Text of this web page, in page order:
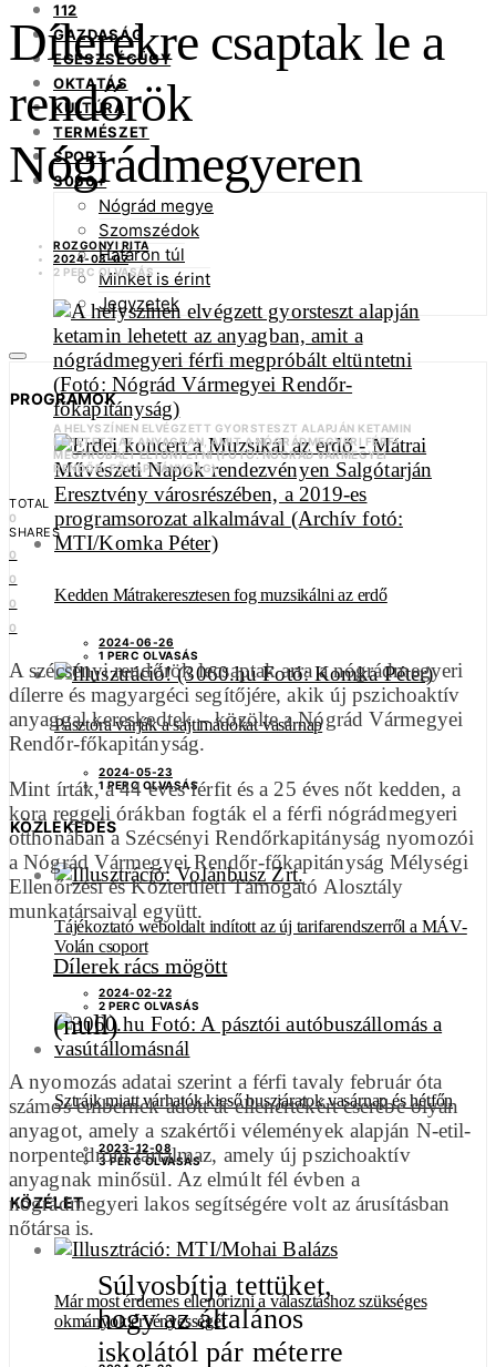
112
GAZDASÁG
EGÉSZSÉGÜGY
OKTATÁS
KULTÚRA
TERMÉSZET
SPORT
3060+
Nógrád megye
Szomszédok
Határon túl
Minket is érint
Jegyzetek
PROGRAMOK
Kedden Mátrakeresztesen fog muzsikálni az erdő
2024-06-26
1 PERC OLVASÁS
Pásztóra várják a sajtimádókat vasárnap
2024-05-23
1 PERC OLVASÁS
KÖZLEKEDÉS
Tájékoztató weboldalt indított az új tarifarendszerről a MÁV-
Volán csoport
2024-02-22
2 PERC OLVASÁS
Sztrájk miatt várhatók kieső buszjáratok vasárnap és hétfőn
2023-12-08
3 PERC OLVASÁS
KÖZÉLET
Már most érdemes ellenőrizni a választáshoz szükséges
okmányok érvényességét
Dílerekre csaptak le a
rendőrök
Nógrádmegyeren
ROZGONYI RITA
2024-03-07
2 PERC OLVASÁS
A HELYSZÍNEN ELVÉGZETT GYORSTESZT ALAPJÁN KETAMIN
LEHETETT AZ ANYAGBAN, AMIT A NÓGRÁDMEGYERI FÉRFI
MEGPRÓBÁLT ELTÜNTETNI (FOTÓ: NÓGRÁD VÁRMEGYEI
RENDŐR-FŐKAPITÁNYSÁG)
TOTAL
0
SHARES
0
0
0
0
A szécsényi rendőrök lecsaptak arra a nógrádmegyeri
dílerre és magyargéci segítőjére, akik új pszichoaktív
anyaggal kereskedtek – közölte a Nógrád Vármegyei
Rendőr-főkapitányság.
Mint írták, a 44 éves férfit és a 25 éves nőt kedden, a
kora reggeli órákban fogták el a férfi nógrádmegyeri
otthonában a Szécsényi Rendőrkapitányság nyomozói
a Nógrád Vármegyei Rendőr-főkapitányság Mélységi
Ellenőrzési és Közterületi Támogató Alosztály
munkatársaival együtt.
Dílerek rács mögött
(null)
A nyomozás adatai szerint a férfi tavaly február óta
számos embernek adott át ellenértékért cserébe olyan
anyagot, amely a szakértői vélemények alapján N-etil-
norpentedront tartalmaz, amely új pszichoaktív
anyagnak minősül. Az elmúlt fél évben a
nógrádmegyeri lakos segítségére volt az árusításban
nőtársa is.
Súlyosbítja tettüket,
hogy az általános
iskolától pár méterre